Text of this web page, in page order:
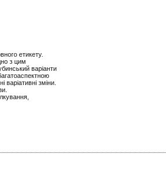
етикету.
з цим
варіанти
зміни.